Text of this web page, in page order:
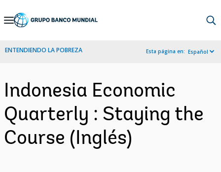
Skip
Navigation
ENTENDIENDO LA POBREZA Esta página en: Español
Indonesia Economic
Quarterly : Staying the
Course (Inglés)